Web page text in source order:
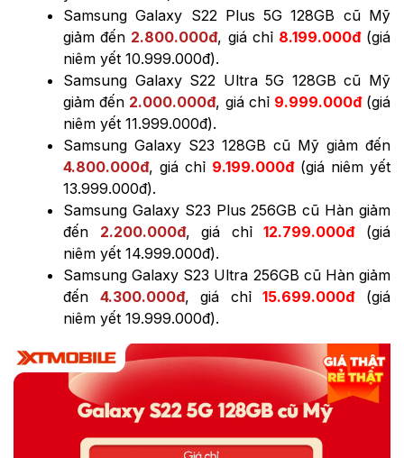
Samsung Galaxy S22 Plus 5G 128GB cũ Mỹ
giảm đến 2.800.000đ, giá chỉ 8.199.000đ(giá
niêm yết 10.999.000đ).
Samsung Galaxy S22 Ultra 5G 128GB cũ Mỹ
giảm đến 2.000.000đ, giá chỉ 9.999.000đ(giá
niêm yết 11.999.000đ).
Samsung Galaxy S23 128GB cũ Mỹ giảm đến
4.800.000đ, giá chỉ 9.199.000đ(giá niêm yết
13.999.000đ).
Samsung Galaxy S23 Plus 256GB cũ Hàn giảm
đến 2.200.000đ, giá chỉ12.799.000đ(giá
niêm yết 14.999.000đ).
Samsung Galaxy S23 Ultra 256GB cũ Hàn giảm
đến 4.300.000đ, giá chỉ15.699.000đ(giá
niêm yết 19.999.000đ).